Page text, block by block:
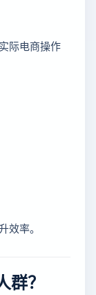
际电商操作
效率。
？